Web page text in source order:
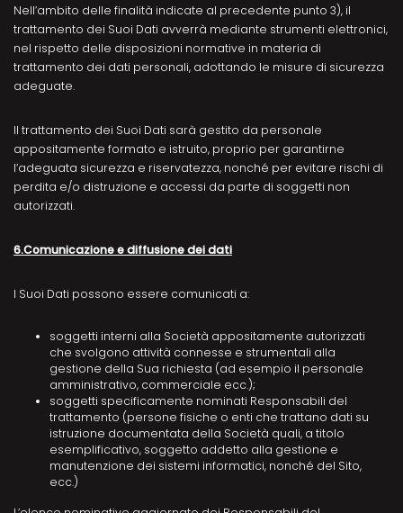
Nell’ambito delle finalità indicate al precedente punto 3), il
trattamento dei Suoi Dati avverrà mediante strumenti elettronici,
nel rispetto delle disposizioni normative in materia di
trattamento dei dati personali, adottando le misure di sicurezza
adeguate.
Il trattamento dei Suoi Dati sarà gestito da personale
appositamente formato e istruito, proprio per garantirne
l’adeguata sicurezza e riservatezza, nonché per evitare rischi di
perdita e/o distruzione e accessi da parte di soggetti non
autorizzati.
6.Comunicazione e diffusione dei dati
I Suoi Dati possono essere comunicati a:
soggetti interni alla Società appositamente autorizzati
che svolgono attività connesse e strumentali alla
gestione della Sua richiesta (ad esempio il personale
amministrativo, commerciale ecc.);
soggetti specificamente nominati Responsabili del
trattamento (persone fisiche o enti che trattano dati su
istruzione documentata della Società quali, a titolo
esemplificativo, soggetto addetto alla gestione e
manutenzione dei sistemi informatici, nonché del Sito,
ecc.)